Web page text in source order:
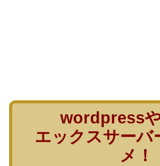
wordpress
エックスサーバ
メ！